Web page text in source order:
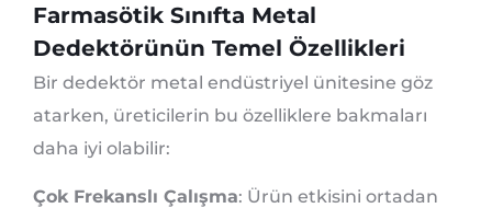
Farmasötik Sınıfta Metal
Dedektörünün Temel Özellikleri
Bir dedektör metal endüstriyel ünitesine göz
atarken, üreticilerin bu özelliklere bakmaları
daha iyi olabilir:
Çok Frekanslı Çalışma: Ürün etkisini ortadan